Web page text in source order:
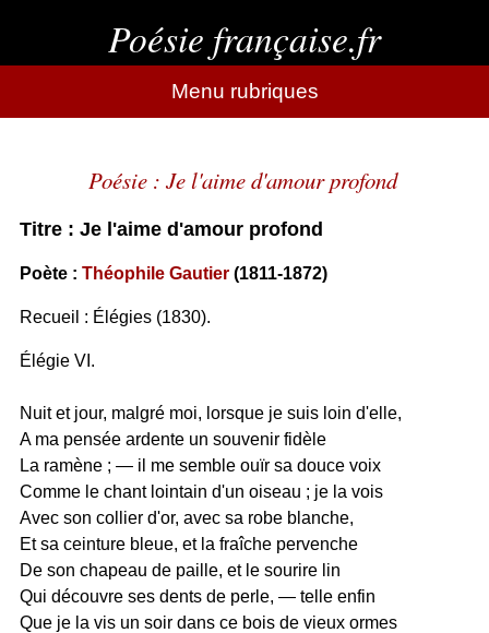
Poésie française.fr
Menu rubriques
Poésie : Je l'aime d'amour profond
Titre : Je l'aime d'amour profond
Poète : Théophile Gautier(1811-1872)
Recueil : Élégies (1830).
Élégie VI.
Nuit et jour, malgré moi, lorsque je suis loin d'elle,
A ma pensée ardente un souvenir fidèle
La ramène ; — il me semble ouïr sa douce voix
Comme le chant lointain d'un oiseau ; je la vois
Avec son collier d'or, avec sa robe blanche,
Et sa ceinture bleue, et la fraîche pervenche
De son chapeau de paille, et le sourire lin
Qui découvre ses dents de perle, — telle enfin
Que je la vis un soir dans ce bois de vieux ormes